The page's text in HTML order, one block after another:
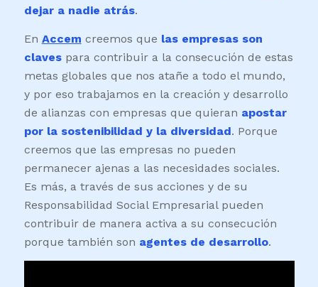
dejar a nadie atrás.
En Accem creemos que las empresas son
clavespara contribuir a la consecución de estas
metas globales que nos atañe a todo el mundo,
y por eso trabajamos en la creación y desarrollo
de alianzas con empresas que quieran apostar
por la sostenibilidad y la diversidad. Porque
creemos que las empresas no pueden
permanecer ajenas a las necesidades sociales.
Es más, a través de sus acciones y de su
Responsabilidad Social Empresarial pueden
contribuir de manera activa a su consecución
porque también son agentes de desarrollo.